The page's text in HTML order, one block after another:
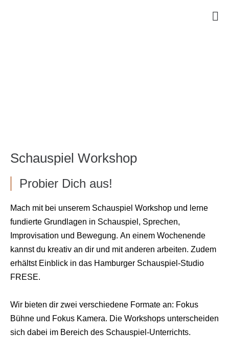
Schauspiel Workshop
Probier Dich aus!
Mach mit bei unserem Schauspiel Workshop und lerne
fundierte Grundlagen in Schauspiel, Sprechen,
Improvisation und Bewegung. An einem Wochenende
kannst du kreativ an dir und mit anderen arbeiten. Zudem
erhältst Einblick in das Hamburger Schauspiel-Studio
FRESE.
Wir bieten dir zwei verschiedene Formate an: Fokus
Bühne und Fokus Kamera. Die Workshops unterscheiden
sich dabei im Bereich des Schauspiel-Unterrichts.